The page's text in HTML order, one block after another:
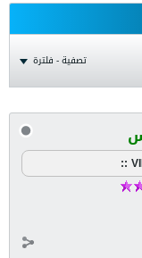
تصفية - فلترة